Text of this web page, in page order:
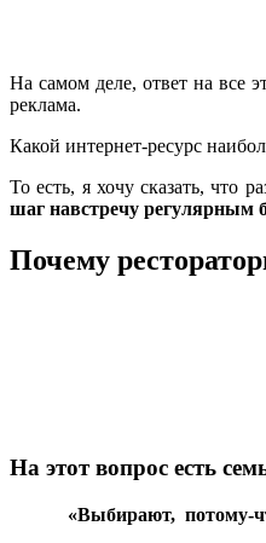
На самом деле, ответ на все
реклама.
Какой интернет-ресурс
То есть, я хочу сказать, что
шаг навстречу регулярным
Почему
На этот вопрос есть
«Выбирают, потому-